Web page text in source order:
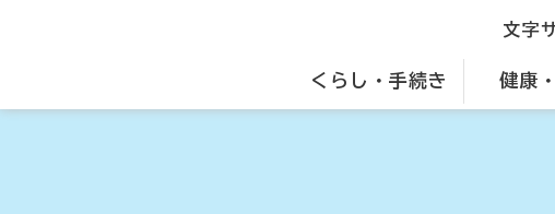
くらし・手続き 健康
文字